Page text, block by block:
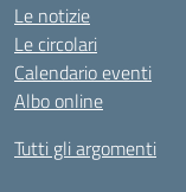
Le notizie
Le circolari
Calendario eventi
Albo online
Tutti gli argomenti